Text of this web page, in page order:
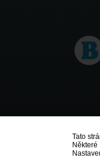
Tato